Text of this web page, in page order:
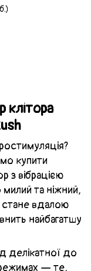
клітора
купити
з вібрацією
та ніжний,
вдалою
найбагатшу
делікатної до
режимах — те,